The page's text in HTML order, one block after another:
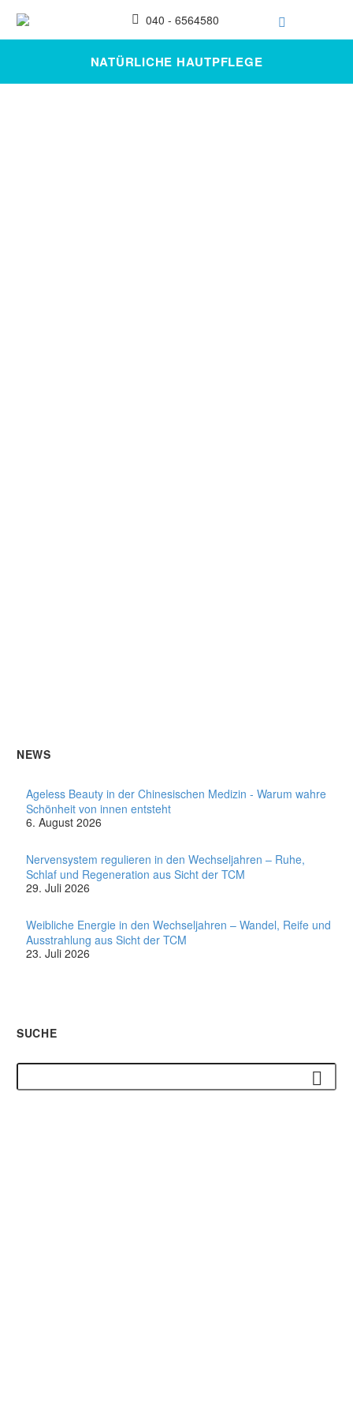
040 - 6564580
NATÜRLICHE HAUTPFLEGE
NEWS
Ageless Beauty in der Chinesischen Medizin - Warum wahre
Schönheit von innen entsteht
6. August 2026
Nervensystem regulieren in den Wechseljahren – Ruhe,
Schlaf und Regeneration aus Sicht der TCM
29. Juli 2026
Weibliche Energie in den Wechseljahren – Wandel, Reife und
Ausstrahlung aus Sicht der TCM
23. Juli 2026
SUCHE